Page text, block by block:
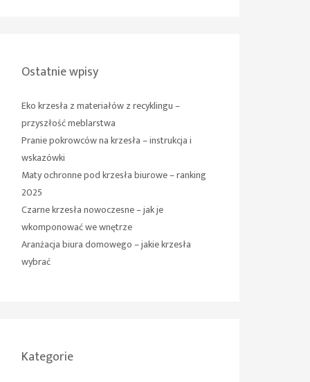
Ostatnie wpisy
Eko krzesła z materiałów z recyklingu –
przyszłość meblarstwa
Pranie pokrowców na krzesła – instrukcja i
wskazówki
Maty ochronne pod krzesła biurowe – ranking
2025
Czarne krzesła nowoczesne – jak je
wkomponować we wnętrze
Aranżacja biura domowego – jakie krzesła
wybrać
Kategorie